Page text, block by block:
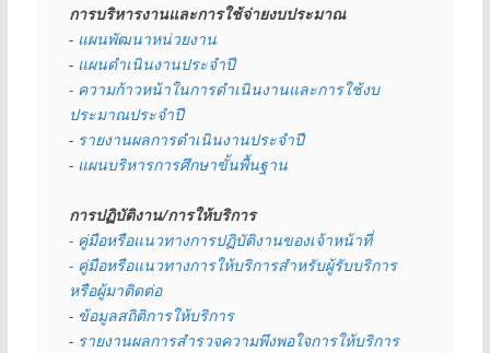
การบริหารงานและการใช้จ่ายงบประมาณ
- แผนพัฒนาหน่วยงาน
- แผนดำเนินงานประจำปี
- ความก้าวหน้าในการดำเนินงานและการใช้งบ
ประมาณประจำปี
- รายงานผลการดำเนินงานประจำปี
- แผนบริหารการศึกษาขั้นพื้นฐาน
การปฏิบัติงาน/การให้บริการ
- คู่มือหรือแนวทางการปฏิบัติงานของเจ้าหน้าที่
- คู่มือหรือแนวทางการให้บริการสำหรับผู้รับบริการ
หรือผู้มาติดต่อ
- ข้อมูลสถิติการให้บริการ
- รายงานผลการสำรวจความพึงพอใจการให้บริการ